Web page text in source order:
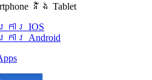
និង Tablet
រ IOS
រ Android